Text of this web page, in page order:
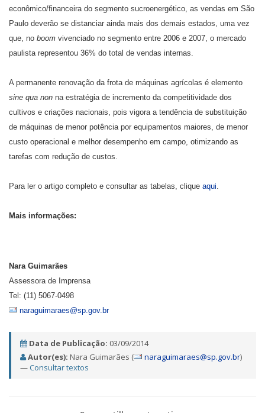
econômico/financeira do segmento sucroenergético, as vendas em São
Paulo deverão se distanciar ainda mais dos demais estados, uma vez
que, no boom vivenciado no segmento entre 2006 e 2007, o mercado
paulista representou 36% do total de vendas internas.
A permanente renovação da frota de máquinas agrícolas é elemento
sine qua non na estratégia de incremento da competitividade dos
cultivos e criações nacionais, pois vigora a tendência de substituição
de máquinas de menor potência por equipamentos maiores, de menor
custo operacional e melhor desempenho em campo, otimizando as
tarefas com redução de custos.
Para ler o artigo completo e consultar as tabelas, clique aqui
Mais informações:
Nara Guimarães
Assessora de Imprensa
Tel: (11) 5067-0498
naraguimaraes@sp.gov.br
Data de Publicação: 03/09/2014
Autor(es): Nara Guimarães ( naraguimaraes@sp.gov.br)
—Consultar textos